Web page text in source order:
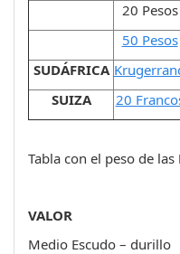
20 Pesos
50 Pesos
SUDÁFRICA
SUIZA
20
Tabla con el peso de las
VALOR
Medio Escudo – durillo